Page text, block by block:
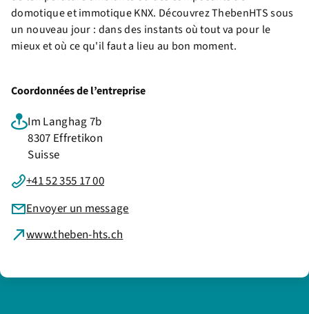
domotique et immotique KNX. Découvrez ThebenHTS sous
un nouveau jour : dans des instants où tout va pour le
mieux et où ce qu'il faut a lieu au bon moment.
Coordonnées de l’entreprise
Im Langhag 7b
8307 Effretikon
Suisse
+41 52 355 17 00
Envoyer un message
www.theben-hts.ch